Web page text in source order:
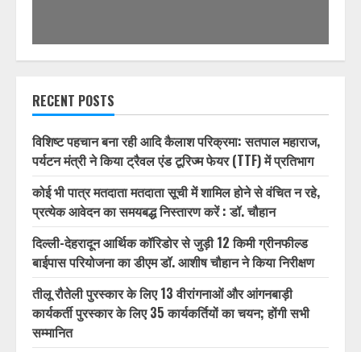
RECENT POSTS
विशिष्ट पहचान बना रही आदि कैलाश परिक्रमा: सतपाल महाराज,
पर्यटन मंत्री ने किया ट्रैवल एंड टूरिज्म फेयर (TTF) में प्रतिभाग
कोई भी पात्र मतदाता मतदाता सूची में शामिल होने से वंचित न रहे,
प्रत्येक आवेदन का समयबद्ध निस्तारण करें : डॉ. चौहान
दिल्ली-देहरादून आर्थिक कॉरिडोर से जुड़ी 12 किमी ग्रीनफील्ड
बाईपास परियोजना का डीएम डॉ. आशीष चौहान ने किया निरीक्षण
तीलू रौतेली पुरस्कार के लिए 13 वीरांगनाओं और आंगनबाड़ी
कार्यकर्ती पुरस्कार के लिए 35 कार्यकर्तियों का चयन; होंगी सभी
सम्मानित